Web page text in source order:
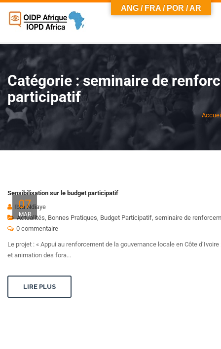
Catégorie :seminaire de
participatif
07
MAR
Sensibilisation sur le budget participatif
Ibra Ndiaye
Actualités, Bonnes Pratiques, Budget Participatif, seminaire de
0 commentaire
Le projet : « Appui au renforcement de la gouvernance locale en Côte
et animation des fora...
LIRE PLUS
ANG / FRA / POR / AR